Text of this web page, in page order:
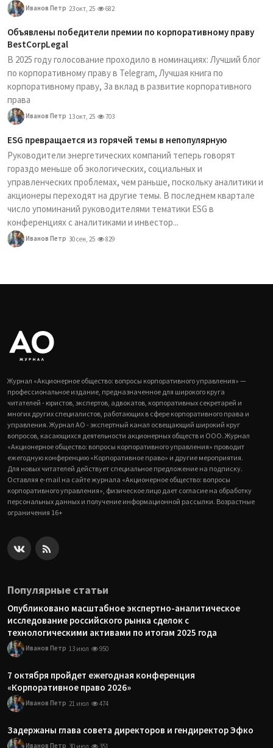
Иванов Петр 23 окт, 25 682
Объявлены победители премии по корпоративному праву
BestCorpLegal
В 2025 году голосование проходило в номинациях: Лучший блог
по корпоративному праву в Telegram, Лучшая книга по
корпоративному праву, За вклад в развитие корпоративного
права
Иванов Петр 13 окт, 25 703
ESG превращается из горячей темы в непопулярную
Руководители энергетических компаний теперь говорят
гораздо меньше об экологических, социальных и
управленческих проблемах, чем раньше, поскольку аналитики и
акционеры переходят на другие темы. В последнем квартале
число упоминаний руководителями тематики ESG в
конференциях с аналитиками и инвестор...
Иванов Петр 30 сен, 25 829
Журнал «Акционерное общество: вопросы корпоративного управления» —
профессиональное издание, предназначенное для широкого круга
читателей - юристов, экспертов, адвокатов, корпоративных секретарей и
многих других специалистов, работающих в сфере корпоративного права и
управления. Журнал АО - экспертный канал освещающий широкий круг
вопросов, касающихся деятельности акционерных обществ и ООО. Журнал
«Акционерное общество: вопросы корпоративного управления» проводит
ежегодную конференцию «Корпоративное право» и другие мероприятия.
Для новых читателей действует специальное предложение на подписку.
Оставляя e-mail на сайте журнала «Акционерное общество: вопросы
корпоративного управления», физическое лицо дает согласие на обработку
персональных данных и получение информационной рассылки. Возрастные
ограничения 16+
Популярные статьи
Опубликовано масштабное экспертно-аналитическое
исследование российского рынка сделок с
технологическими активами по итогам 2025 года
Иванов Петр 13 июл 950
7 октября пройдет ежегодная конференция
«Корпоративное право 2026»
Иванов Петр 21 июл 474
Задержаны глава совета директоров и гендиректор Эфко
Иванов Петр 30 июл 351